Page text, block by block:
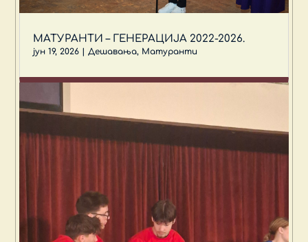
МАТУРАНТИ – ГЕНЕРАЦИЈА 2022-2026.
јун 19, 2026 |Дешавања, Матуранти